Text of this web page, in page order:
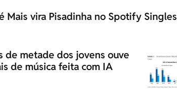
Mais vira Pisadinha no Spotify Singles
metade dos jovens ouve
de música feita com IA